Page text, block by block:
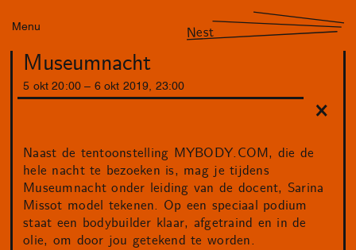
Menu Nest
Museumnacht
5 okt 20 :00 6 okt 2019 23 :00
Naast de tentoonstelling MYBODY.COM, die de
hele nacht te bezoeken is, mag je tijdens
Museumnacht onder leiding van de docent, Sarina
Missot model tekenen. Op een speciaal podium
staat een bodybuilder klaar, afgetraind en in de
olie, om door jou getekend te worden.